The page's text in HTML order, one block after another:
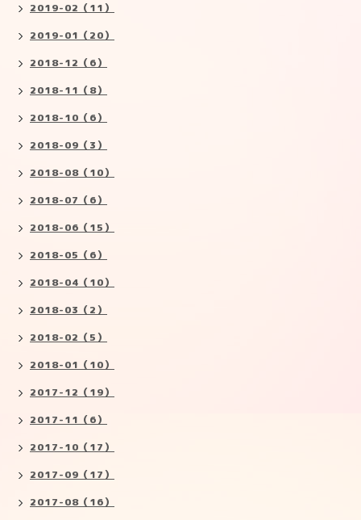
2019-02（11）
2019-01（20）
2018-12（6）
2018-11（8）
2018-10（6）
2018-09（3）
2018-08（10）
2018-07（6）
2018-06（15）
2018-05（6）
2018-04（10）
2018-03（2）
2018-02（5）
2018-01（10）
2017-12（19）
2017-11（6）
2017-10（17）
2017-09（17）
2017-08（16）